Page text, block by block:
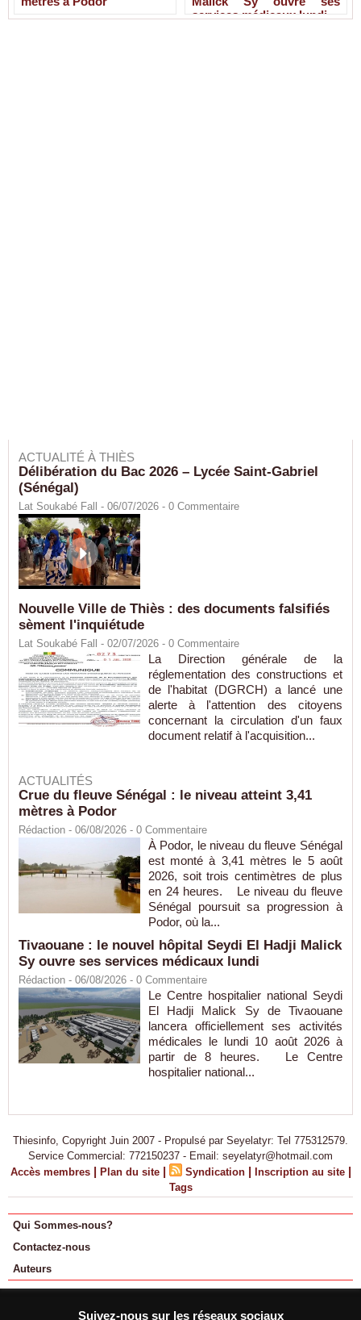
services médicaux lundi
ACTUALITÉ À THIÈS
Délibération du Bac 2026 – Lycée Saint-Gabriel
(Sénégal)
Lat Soukabé Fall - 06/07/2026 - 0 Commentaire
Nouvelle Ville de Thiès : des documents falsifiés
sèment l'inquiétude
Lat Soukabé Fall - 02/07/2026 - 0 Commentaire
La Direction générale de la
réglementation des constructions et
de l'habitat (DGRCH) a lancé une
alerte à l'attention des citoyens
concernant la circulation d'un faux
document relatif à l'acquisition...
ACTUALITÉS
Crue du fleuve Sénégal : le niveau atteint 3,41
mètres à Podor
Rédaction - 06/08/2026 - 0 Commentaire
À Podor, le niveau du fleuve Sénégal
est monté à 3,41 mètres le 5 août
2026, soit trois centimètres de plus
en 24 heures. Le niveau du fleuve
Sénégal poursuit sa progression à
Podor, où la...
Tivaouane : le nouvel hôpital Seydi El Hadji Malick
Sy ouvre ses services médicaux lundi
Rédaction - 06/08/2026 - 0 Commentaire
Le Centre hospitalier national Seydi
El Hadji Malick Sy de Tivaouane
lancera officiellement ses activités
médicales le lundi 10 août 2026 à
partir de 8 heures. Le Centre
hospitalier national...
Thiesinfo, Copyright Juin 2007 - Propulsé par Seyelatyr: Tel 775312579.
Service Commercial: 772150237 - Email: seyelatyr@hotmail.com
Accès membres | Plan du site | Syndication | Inscription au site |
Tags
Qui Sommes-nous?
Contactez-nous
Auteurs
Suivez-nous sur les réseaux sociaux